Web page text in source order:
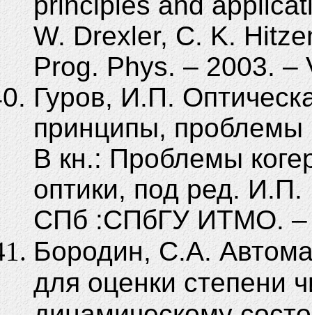
W. Drexler, C. K.
Prog. Phys. – 2003. –
Гуров, И.П.
принципы, проблемы
В кн.: Проблемы
оптики, под ред.
СПб :СПбГУ ИТМО. –
Бородин, С.А.
для оценки степени